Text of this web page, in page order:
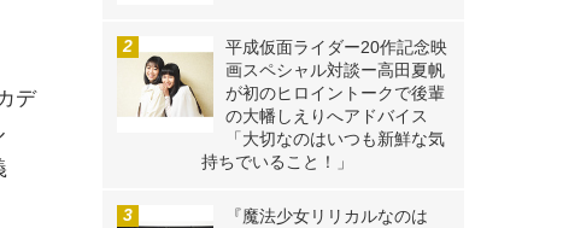
デ
平成仮面ライダー20作記念映
画スペシャル対談ー高田夏帆
が初のヒロイントークで後輩
の大幡しえりへアドバイス
「大切なのはいつも新鮮な気
持ちでいること！」
『魔法少女リリカルなのは